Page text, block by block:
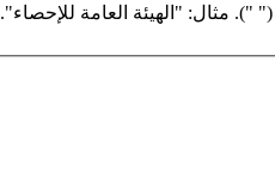
"). مثال: "الهيئة العامة للإحصاء".